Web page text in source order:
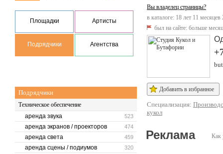
Площадки Артисты
Подрядчики Агентства
Подрядчики
Техническое обеспечение
523
аренда звука
474
аренда экранов / проекторов
459
аренда света
320
аренда сцены / подиумов
Вы владелец страницы?
в каталоге: 18 лет 11 месяцев
был на сайте: больше
Добавить в избранное
Специализация:
кукол
Как
Реклама